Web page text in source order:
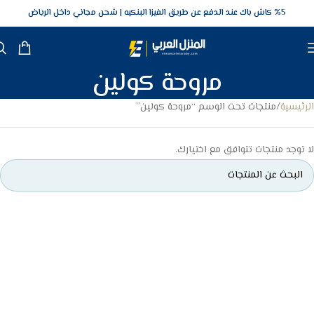
5‎% كاش باك عند الدفع عن طريق الفيزا البنكيه شحن مجاني داخل الرياض
مروحة كولين
الرئيسية منتجات تحت الوسم “مروحة كولين”
لا توجد منتجات تتوافق مع اختيارك.